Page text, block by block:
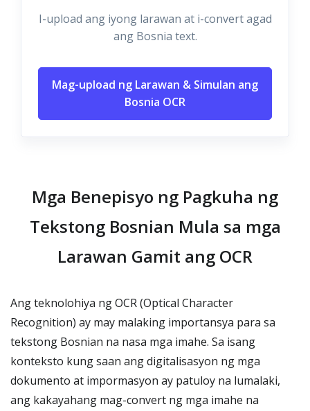
I-upload ang iyong larawan at i-convert agad
ang Bosnia text.
Mag-upload ng Larawan & Simulan ang
Bosnia OCR
Mga Benepisyo ng Pagkuha ng
Tekstong Bosnian Mula sa mga
Larawan Gamit ang OCR
Ang teknolohiya ng OCR (Optical Character
Recognition) ay may malaking importansya para sa
tekstong Bosnian na nasa mga imahe. Sa isang
konteksto kung saan ang digitalisasyon ng mga
dokumento at impormasyon ay patuloy na lumalaki,
ang kakayahang mag-convert ng mga imahe na